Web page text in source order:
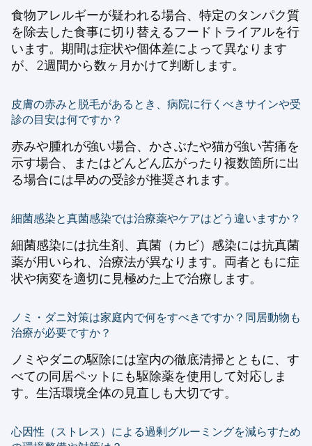
食物アレルギーが疑われる場合、特定のタンパク質
を除去した食事に切り替えるフードトライアルを行
います。期間は症状や個体差によって異なります
が、2週間から数ヶ月かけて判断します。
皮膚の赤みと脱毛があるとき、病院に行くべきサインや受
診の目安は何ですか？
赤みや腫れが強い場合、かさぶたや猫が強い苦痛を
示す場合、またはどんどん広がったり複数箇所に出
る場合には早めの受診が推奨されます。
細菌感染と真菌感染では治療薬やケアはどう違いますか？
細菌感染には抗生剤、真菌（カビ）感染には抗真菌
薬が用いられ、治療法が異なります。両者ともに症
状や病変を適切に見極めた上で治療します。
ノミ・ダニ対策は家庭内で何をすべきですか？同居動物も
治療が必要ですか？
ノミやダニの駆除には室内の徹底清掃とともに、す
べての同居ペットにも駆除薬を使用して対応しま
す。生活環境全体の見直しも大切です。
心因性（ストレス）による過剰グルーミングを減らすため